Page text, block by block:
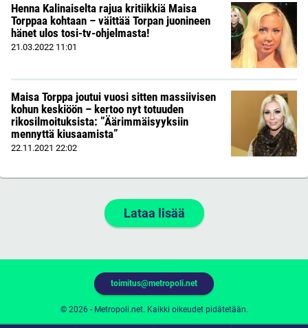
Henna Kalinaiselta rajua kritiikkiä Maisa
Torppaa kohtaan – väittää Torpan juonineen
hänet ulos tosi-tv-ohjelmasta!
21.03.2022 11:01
Maisa Torppa joutui vuosi sitten massiivisen
kohun keskiöön – kertoo nyt totuuden
rikosilmoituksista: ”Äärimmäisyyksiin
mennyttä kiusaamista”
22.11.2021 22:02
Lataa lisää
© 2026 - Metropoli.net. Kaikki oikeudet pidätetään.
toimitus@metropoli.net